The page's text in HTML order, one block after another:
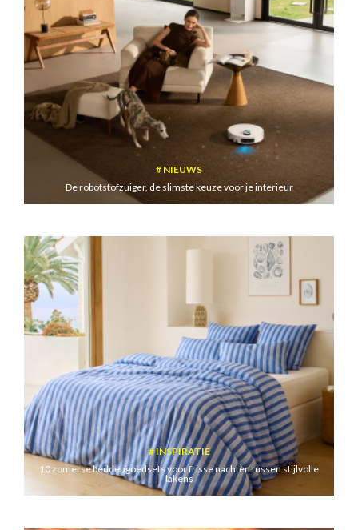
NIEUWS
De robotstofzuiger, de slimste keuze voor je interieur
INSPIRATIE
10 zomerse beddengoedsets voor frisse nachten tussen stijlvolle
lakens